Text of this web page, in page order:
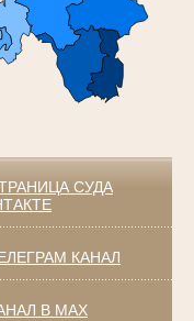
СУДА
КАНАЛ
В MAX